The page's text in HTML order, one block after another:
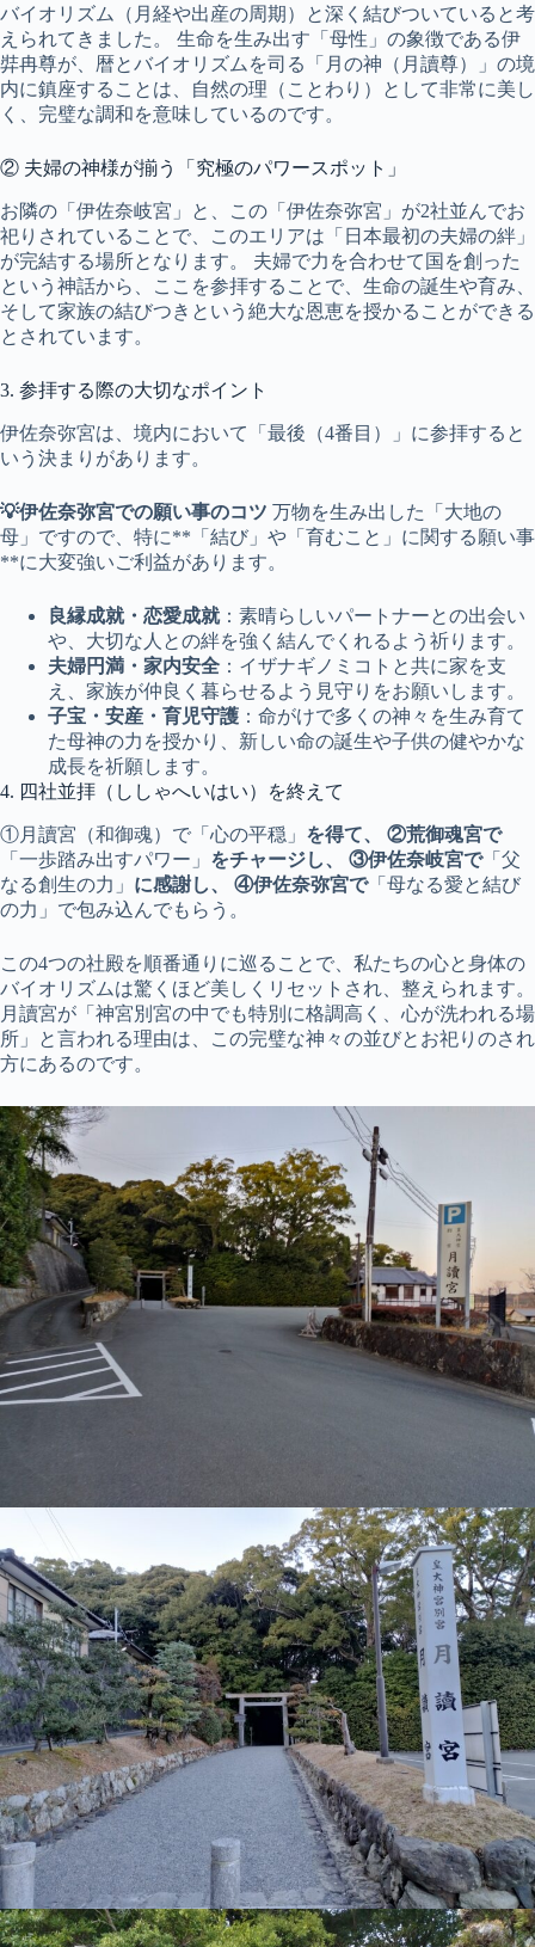
バイオリズム（月経や出産の周期）と深く結びついていると考
えられてきました。 生命を生み出す「母性」の象徴である伊
弉冉尊が、暦とバイオリズムを司る「月の神（月讀尊）」の境
内に鎮座することは、自然の理（ことわり）として非常に美し
く、完璧な調和を意味しているのです。
② 夫婦の神様が揃う「究極のパワースポット」
お隣の「伊佐奈岐宮」と、この「伊佐奈弥宮」が2社並んでお
祀りされていることで、このエリアは「日本最初の夫婦の絆」
が完結する場所となります。 夫婦で力を合わせて国を創った
という神話から、ここを参拝することで、生命の誕生や育み、
そして家族の結びつきという絶大な恩恵を授かることができる
とされています。
3. 参拝する際の大切なポイント
伊佐奈弥宮は、境内において「最後（4番目）」に参拝すると
いう決まりがあります。
💡伊佐奈弥宮での願い事のコツ 万物を生み出した「大地の
母」ですので、特に**「結び」や「育むこと」に関する願い事
**に大変強いご利益があります。
良縁成就・恋愛成就：素晴らしいパートナーとの出会い
や、大切な人との絆を強く結んでくれるよう祈ります。
夫婦円満・家内安全 ：イザナギノミコトと共に家を支
え、家族が仲良く暮らせるよう見守りをお願いします。
子宝・安産・育児守護 ：命がけで多くの神々を生み育て
た母神の力を授かり、新しい命の誕生や子供の健やかな
成長を祈願します。
4. 四社並拝（ししゃへいはい）を終えて
①月讀宮（和御魂）で「心の平穏」 を得て、 ②荒御魂宮で
「一歩踏み出すパワー」 をチャージし、 ③伊佐奈岐宮で「父
なる創生の力」 に感謝し、 ④伊佐奈弥宮で「母なる愛と結び
の力」で包み込んでもらう。
この4つの社殿を順番通りに巡ることで、私たちの心と身体の
バイオリズムは驚くほど美しくリセットされ、整えられます。
月讀宮が「神宮別宮の中でも特別に格調高く、心が洗われる場
所」と言われる理由は、この完璧な神々の並びとお祀りのされ
方にあるのです。